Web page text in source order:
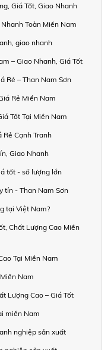
Giá Tốt, Giao Nhanh
Toàn Miền Nam
giao nhanh
– Giao Nhanh, Giá Tốt
Rẻ – Than Nam Sơn
Rẻ Miền Nam
Tốt Tại Miền Nam
Rẻ Cạnh Tranh
Giao Nhanh
tốt - số lượng lớn
tín - Than Nam Sơn
tại Việt Nam?
Chất Lượng Cao Miền
Tại Miền Nam
Nam
Lượng Cao – Giá Tốt
miền Nam
nghiệp sản xuất